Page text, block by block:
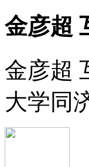
金彦超
金彦超
大学同